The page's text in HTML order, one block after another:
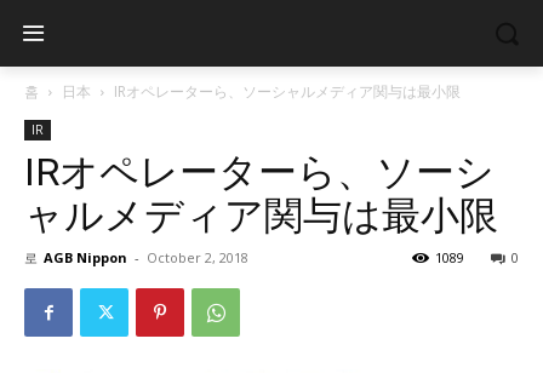
홈 日本 IRオペレーターら、ソーシャルメディア関与は最小限
IR
IRオペレーターら、ソーシ
ャルメディア関与は最小限
로 AGB Nippon - October 2, 2018 0
1089